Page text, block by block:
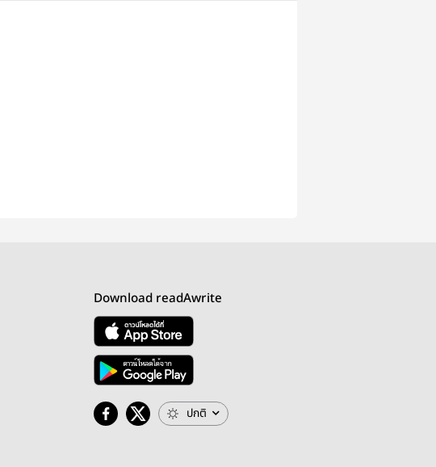
Download readAwrite
ปกติ